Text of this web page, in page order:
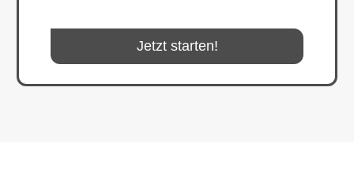
Jetzt starten!